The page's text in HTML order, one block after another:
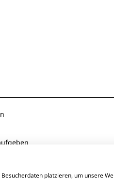
platzieren, um unsere